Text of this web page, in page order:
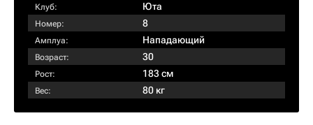
Клуб: Юта
Номер: 8
Амплуа: Нападающий
Возраст: 30
Рост: 183 см
Вес: 80 кг